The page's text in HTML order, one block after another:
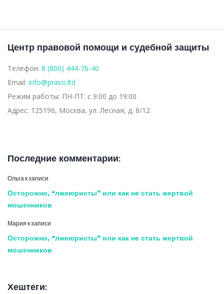
Центр правовой помощи и судебной защиты
Телефон: 8 (800) 444-76-40
Email: info@pravo.ltd
Режим работы: ПН-ПТ: с 9:00 до 19:00
Адрес: 125196, Москва, ул. Лесная, д. 8/12
Последние комментарии:
Ольга к записи
Осторожно, “лжеюристы” или как не стать жертвой
мошенников
Мария к записи
Осторожно, “лжеюристы” или как не стать жертвой
мошенников
Хештеги: